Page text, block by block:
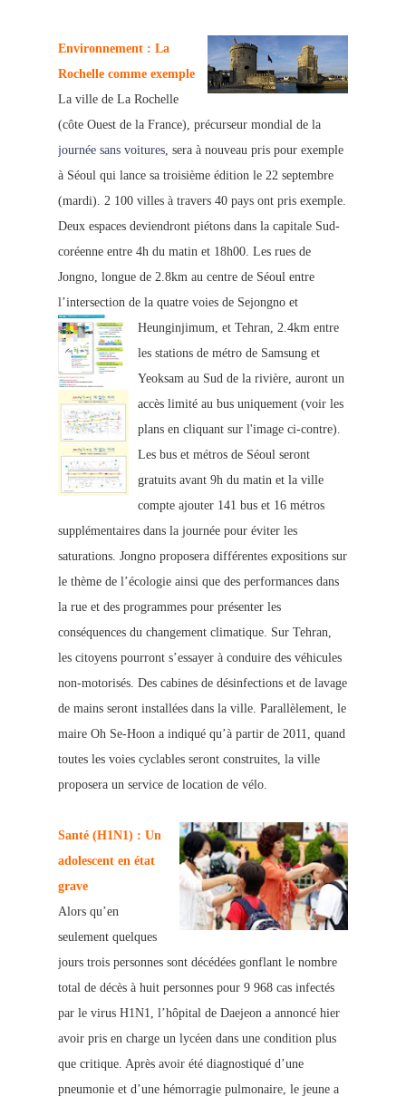
Environnement : La
Rochelle comme exemple
La ville de La Rochelle
(côte Ouest de la France), précurseur mondial de la
journée sans voitures, sera à nouveau pris pour exemple
à Séoul qui lance sa troisième édition le 22 septembre
(mardi). 2 100 villes à travers 40 pays ont pris exemple.
Deux espaces deviendront piétons dans la capitale Sud-
coréenne entre 4h du matin et 18h00. Les rues de
Jongno, longue de 2.8km au centre de Séoul entre
l’intersection de la quatre voies de Sejongno et
Heunginjimum, et Tehran, 2.4km entre
les stations de métro de Samsung et
Yeoksam au Sud de la rivière, auront un
accès limité au bus uniquement (voir les
plans en cliquant sur l'image ci-contre).
Les bus et métros de Séoul seront
gratuits avant 9h du matin et la ville
compte ajouter 141 bus et 16 métros
supplémentaires dans la journée pour éviter les
saturations. Jongno proposera différentes expositions sur
le thème de l’écologie ainsi que des performances dans
la rue et des programmes pour présenter les
conséquences du changement climatique. Sur Tehran,
les citoyens pourront s’essayer à conduire des véhicules
non-motorisés. Des cabines de désinfections et de lavage
de mains seront installées dans la ville. Parallèlement, le
maire Oh Se-Hoon a indiqué qu’à partir de 2011, quand
toutes les voies cyclables seront construites, la ville
proposera un service de location de vélo.
Santé (H1N1) : Un
adolescent en état
grave
Alors qu’en
seulement quelques
jours trois personnes sont décédées gonflant le nombre
total de décès à huit personnes pour 9 968 cas infectés
par le virus H1N1, l’hôpital de Daejeon a annoncé hier
avoir pris en charge un lycéen dans une condition plus
que critique. Après avoir été diagnostiqué d’une
pneumonie et d’une hémorragie pulmonaire, le jeune a